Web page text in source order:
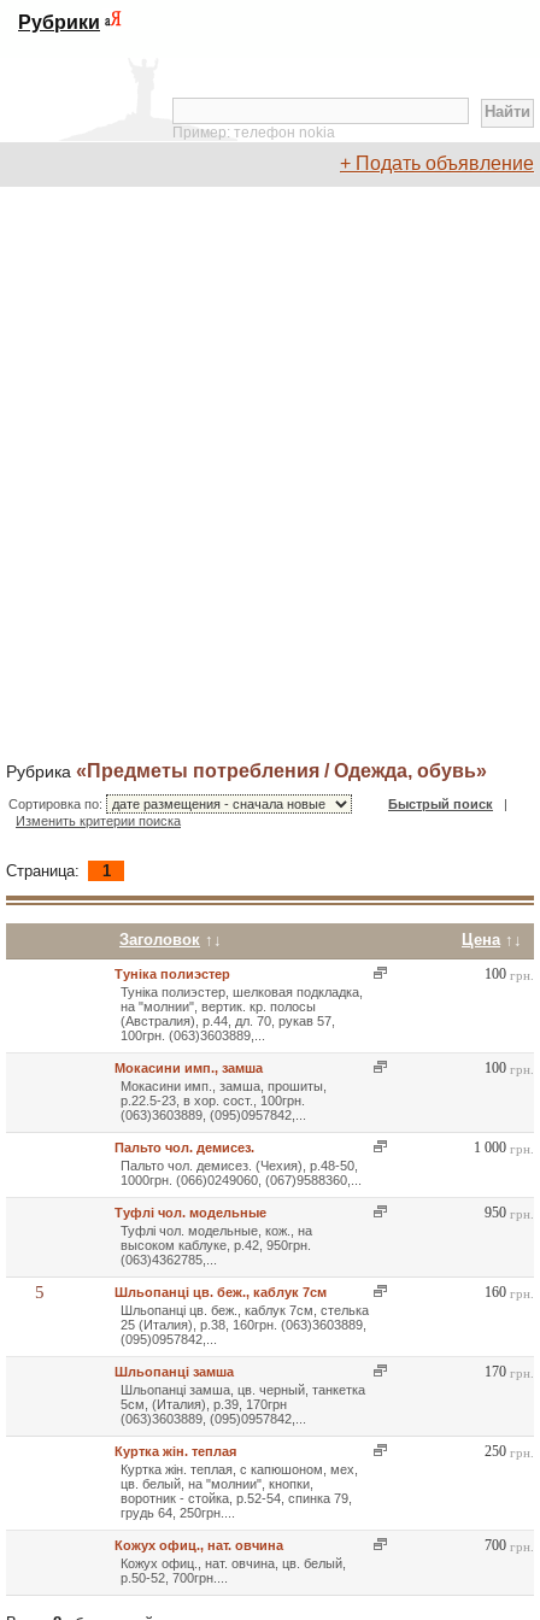
Рубрики
Пример: телефон nokia
+ Подать объявление
Рубрика «Предметы потребления / Одежда, обувь»
Сортировка по: Быстрый поиск |
Изменить критерии поиска
Страница: 1
Заголовок ↑↓ Цена ↑↓
Туніка полиэстер
Туніка полиэстер, шелковая подкладка,
на "молнии", вертик. кр. полосы
(Австралия), р.44, дл. 70, рукав 57,
100грн. (063)3603889,...
грн.
100
Мокасини имп., замша
Мокасини имп., замша, прошиты,
р.22.5-23, в хор. сост., 100грн.
(063)3603889, (095)0957842,...
грн.
100
Пальто чол. демисез.
Пальто чол. демисез. (Чехия), р.48-50,
1000грн. (066)0249060, (067)9588360,...
грн.
1 000
Туфлі чол. модельные
Туфлі чол. модельные, кож., на
высоком каблуке, р.42, 950грн.
(063)4362785,...
грн.
950
5
Шльопанці цв. беж., каблук 7см
Шльопанці цв. беж., каблук 7см, стелька
25 (Италия), р.38, 160грн. (063)3603889,
(095)0957842,...
грн.
160
Шльопанці замша
Шльопанці замша, цв. черный, танкетка
5см, (Италия), р.39, 170грн
(063)3603889, (095)0957842,...
грн.
170
Куртка жін. теплая
Куртка жін. теплая, с капюшоном, мех,
цв. белый, на "молнии", кнопки,
воротник - стойка, р.52-54, спинка 79,
грудь 64, 250грн....
грн.
250
Кожух офиц., нат. овчина
Кожух офиц., нат. овчина, цв. белый,
р.50-52, 700грн....
грн.
700